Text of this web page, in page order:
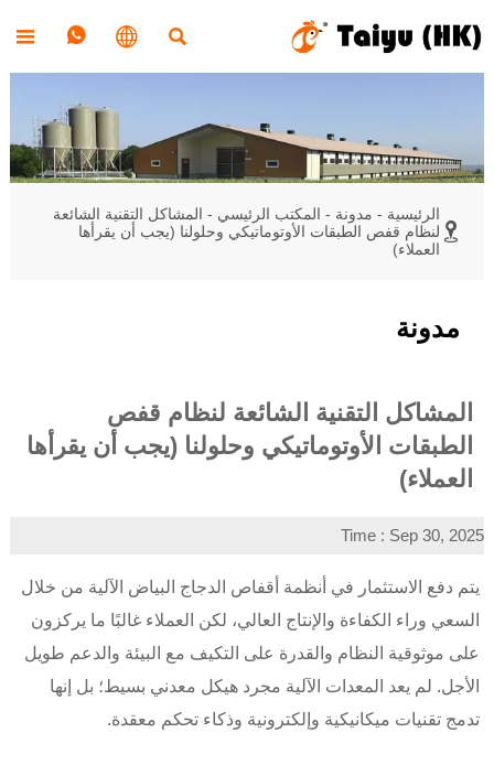





الرئيسية - مدونة - المكتب الرئيسي - المشاكل التقنية الشائعة
لنظام قفص الطبقات الأوتوماتيكي وحلولنا (يجب أن يقرأها
العملاء)
مدونة
المشاكل التقنية الشائعة لنظام قفص
الطبقات الأوتوماتيكي وحلولنا (يجب أن يقرأها
العملاء)
Time : Sep 30, 2025
يتم دفع الاستثمار في أنظمة أقفاص الدجاج البياض الآلية من خلال
السعي وراء الكفاءة والإنتاج العالي، لكن العملاء غالبًا ما يركزون
على موثوقية النظام والقدرة على التكيف مع البيئة والدعم طويل
الأجل. لم يعد المعدات الآلية مجرد هيكل معدني بسيط؛ بل إنها
تدمج تقنيات ميكانيكية وإلكترونية وذكاء تحكم معقدة.